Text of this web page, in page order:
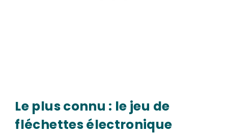
Le plus connu : le jeu de
fléchettes électronique